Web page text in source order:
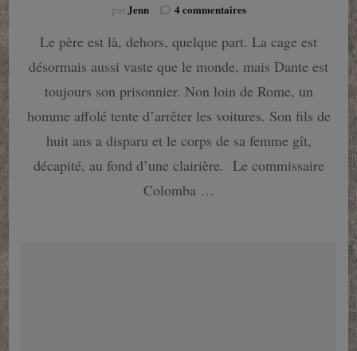
parJenn 4 commentairessur
de
Polar
:
Tueras
le
Le père est là, dehors, quelque part. La cage est
désormais aussi vaste que le monde, mais Dante est
toujours son prisonnier. Non loin de Rome, un
homme affolé tente d’arrêter les voitures. Son fils de
huit ans a disparu et le corps de sa femme gît,
décapité, au fond d’une clairière. Le commissaire
Colomba …